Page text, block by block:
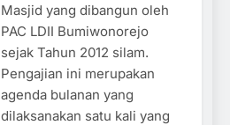
Masjid yang dibangun oleh
PAC LDII Bumiwonorejo
sejak Tahun 2012 silam.
Pengajian ini merupakan
agenda bulanan yang
dilaksanakan satu kali yang